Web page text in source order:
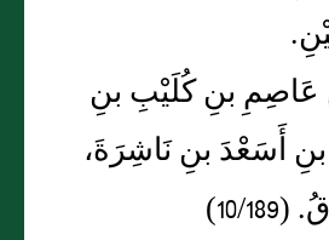
عَاصِمِ بنِ كُلَيْبِ بنِ
أَسَعْدَ بنِ نَاشِرَةَ،